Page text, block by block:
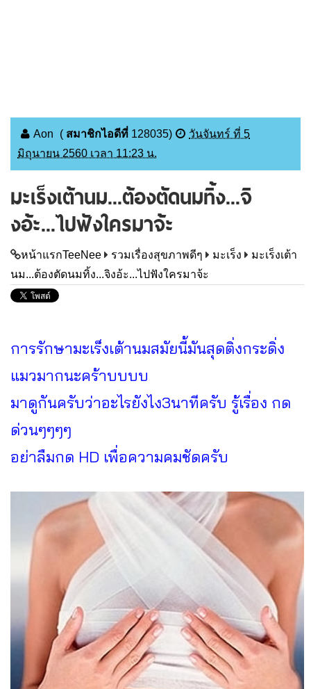
Aon ( สมาชิกไอดีที่ 128035)
วันจันทร์ ที่ 5
มิถุนายน 2560 เวลา 11:23 น.
มะเร็งเต้านม...ต้องตัดนมทิ้ง...จิ
งอ้ะ...ไปฟังใครมาจ้ะ
หน้าแรกTeeNee รวมเรื่องสุขภาพดีๆ มะเร็ง
มะเร็งเต้า
นม...ต้องตัดนมทิ้ง...จิงอ้ะ...ไปฟังใครมาจ้ะ
การรักษามะเร็งเต้านมสมัยนี้มันสุดติ่งกระดิ่ง
แมวมากนะคร้าบบบบ
มาดูกันครับว่าอะไรยังไง3นาทีครับ รู้เรื่อง กด
ด่วนๆๆๆๆ
อย่าลืมกด HD เพื่อความคมชัดครับ